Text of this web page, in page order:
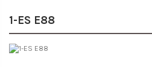
1-ES E88